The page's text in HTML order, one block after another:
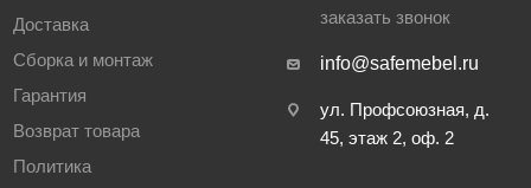
Доставка
Сборка и монтаж
Гарантия
Возврат товара
Политика
заказать звонок
info@safemebel.ru
ул. Профсоюзная, д.
45, этаж 2, оф. 2